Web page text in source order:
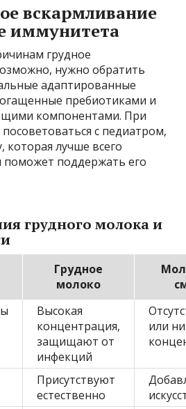
вскармливание
иммунитета
грудное
нужно обратить
адаптированные
пребиотиками и
компонентами. При
с педиатром,
которая лучше всего
поддержать его
грудного молока и
Грудное
молоко
Высокая
концентрация,
защищают от
инфекций
или
Присутствуют
естественно